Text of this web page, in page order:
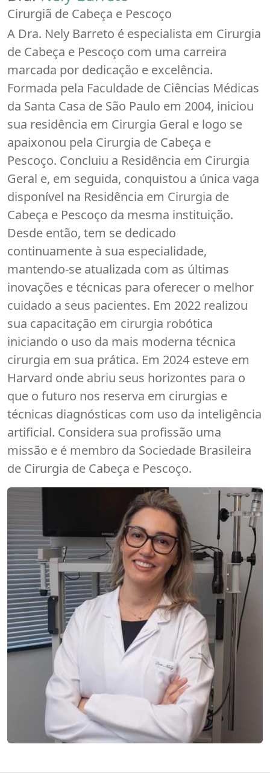
Cirurgiã de Cabeça e Pescoço
A Dra. Nely Barreto é especialista em Cirurgia
de Cabeça e Pescoço com uma carreira
marcada por dedicação e excelência.
Formada pela Faculdade de Ciências Médicas
da Santa Casa de São Paulo em 2004, iniciou
sua residência em Cirurgia Geral e logo se
apaixonou pela Cirurgia de Cabeça e
Pescoço. Concluiu a Residência em Cirurgia
Geral e, em seguida, conquistou a única vaga
disponível na Residência em Cirurgia de
Cabeça e Pescoço da mesma instituição.
Desde então, tem se dedicado
continuamente à sua especialidade,
mantendo-se atualizada com as últimas
inovações e técnicas para oferecer o melhor
cuidado a seus pacientes. Em 2022 realizou
sua capacitação em cirurgia robótica
iniciando o uso da mais moderna técnica
cirurgia em sua prática. Em 2024 esteve em
Harvard onde abriu seus horizontes para o
que o futuro nos reserva em cirurgias e
técnicas diagnósticas com uso da inteligência
artificial. Considera sua profissão uma
missão e é membro da Sociedade Brasileira
de Cirurgia de Cabeça e Pescoço.